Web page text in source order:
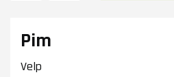
Pim
Velp